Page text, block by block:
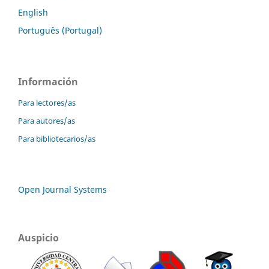
English
Português (Portugal)
Información
Para lectores/as
Para autores/as
Para bibliotecarios/as
Open Journal Systems
Auspicio